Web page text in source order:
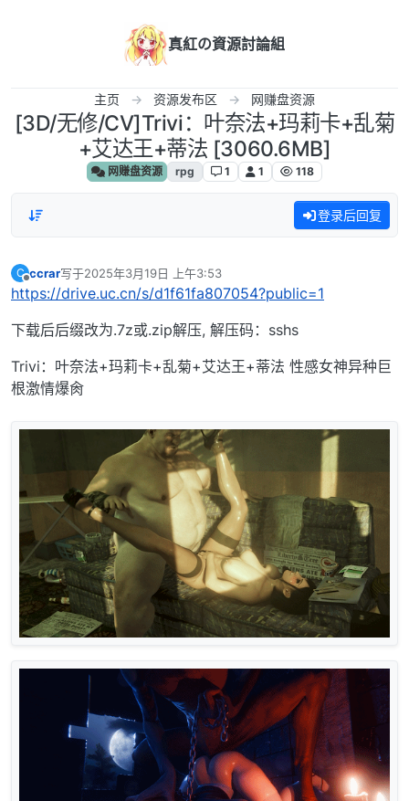
真紅の資源討論組
主页 资源发布区 网赚盘资源
[3D/无修/CV]Trivi：叶奈法+玛莉卡+乱菊
+艾达王+蒂法 [3060.6MB]
网赚盘资源 rpg 1 1 118
登录后回复
C
离线
ccrar写于2025年3月19日 上午3:53
最后由 编辑
https://drive.uc.cn/s/d1f61fa807054?public=1
下载后后缀改为.7z或.zip解压, 解压码：sshs
Trivi：叶奈法+玛莉卡+乱菊+艾达王+蒂法 性感女神异种巨
根激情爆肏